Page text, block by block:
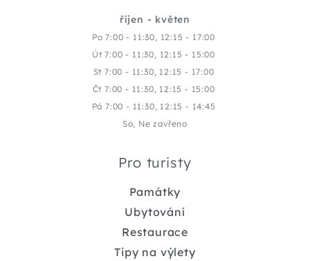
říjen - květen
Po 7:00 - 11:30, 12:15 - 17:00
Út 7:00 - 11:30, 12:15 - 15:00
St 7:00 - 11:30, 12:15 - 17:00
Čt 7:00 - 11:30, 12:15 - 15:00
Pá 7:00 - 11:30, 12:15 - 14:45
So, Ne zavřeno
Pro turisty
Památky
Ubytování
Restaurace
Tipy na výlety